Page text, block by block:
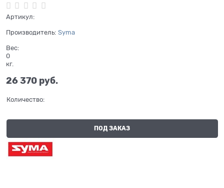
Артикул:
Производитель: Syma
Вес:
0
кг.
26 370 руб.
Количество:
ПОД ЗАКАЗ